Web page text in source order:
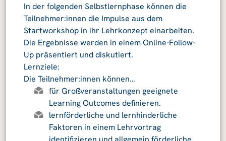
In der folgenden Selbstlernphase können die
Teilnehmer:innen die Impulse aus dem
Startworkshop in ihr Lehrkonzept einarbeiten.
Die Ergebnisse werden in einem Online-Follow-
Up präsentiert und diskutiert.
Lernziele:
Die Teilnehmer:innen können…
für Großveranstaltungen geeignete
Learning Outcomes definieren.
lernförderliche und lernhinderliche
Faktoren in einem Lehrvortrag